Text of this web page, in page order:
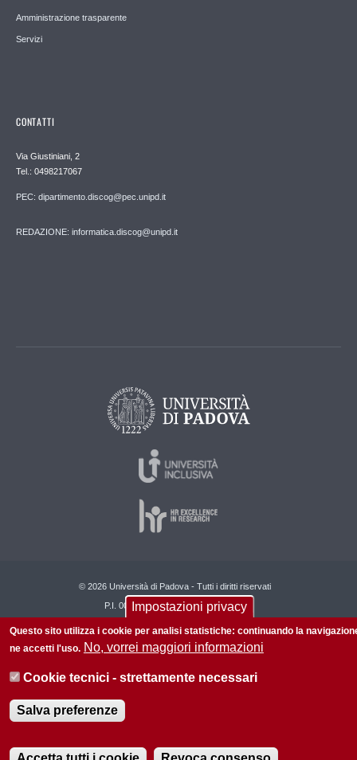
Amministrazione trasparente
Servizi
CONTATTI
Via Giustiniani, 2
Tel.: 0498217067
PEC: dipartimento.discog@pec.unipd.it
REDAZIONE: informatica.discog@unipd.it
© 2026 Università di Padova - Tutti i diritti riservati
P.I. 00742430283 C.F. 80006480281
Informazioni su questo sito Privacy policy
Impostazioni privacy
Questo sito utilizza i cookie per analisi statistiche: continuando la
ne accetti l'uso. No, vorrei maggiori informazioni
Cookie tecnici - strettamente necessari
Salva preferenze